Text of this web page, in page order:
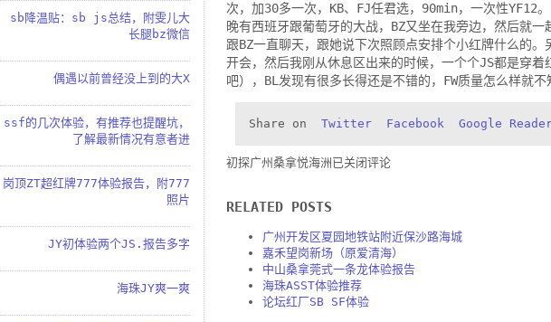
次，加30多一次，KB、FJ任君选，90min，一次性YF12
晚有西班牙跟葡萄牙的大战，BZ又坐在我旁边，然后就
跟BZ一直聊天，跟她说下次照顾点安排个小红牌什么的
开会，然后我刚从休息区出来的时候，一个个JS都是穿
吧），BL发现有很多长得还是不错的，FW质量怎么样就不
Share on Twitter Facebook Google
初探广州桑拿悦海洲 已关闭评论
RELATED POSTS
广州开发区夏园地铁站附近保沙路海城
嘉禾望岗新场（原爱清海）
中山桑拿莞式一条龙体验报告
海珠ASST体验推荐
论坛红厂SB SF体验
sb降温贴：sb js总结，附雯儿大
长腿bz微信
偶遇以前曾经没上到的大X
ssf的几次体验，有推荐也提醒坑，
了解最新情况有意者进
岗顶ZT超红牌777体验报告，附777
照片
JY初体验两个JS.报告多字
海珠JY爽一爽